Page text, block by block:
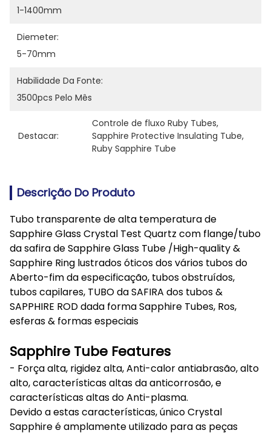
1-1400mm
Diemeter:
5-70mm
Habilidade Da Fonte:
3500pcs Pelo Mês
Destacar:
Controle de fluxo Ruby Tubes,
Sapphire Protective Insulating Tube,
Ruby Sapphire Tube
Descrição Do Produto
Tubo transparente de alta temperatura de
Sapphire Glass Crystal Test Quartz com flange/tubo
da safira de Sapphire Glass Tube /High-quality &
Sapphire Ring lustrados óticos dos vários tubos do
Aberto-fim da especificação, tubos obstruídos,
tubos capilares, TUBO da SAFIRA dos tubos &
SAPPHIRE ROD dada forma Sapphire Tubes, Ros,
esferas & formas especiais
Sapphire Tube Features
- Força alta, rigidez alta, Anti-calor antiabrasão, alto
alto, características altas da anticorrosão, e
características altas do Anti-plasma.
Devido a estas características, único Crystal
Sapphire é amplamente utilizado para as peças